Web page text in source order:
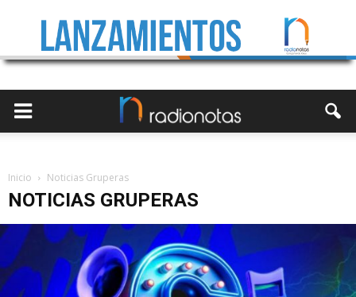
Inicio Noticias Gruperas
NOTICIAS GRUPERAS